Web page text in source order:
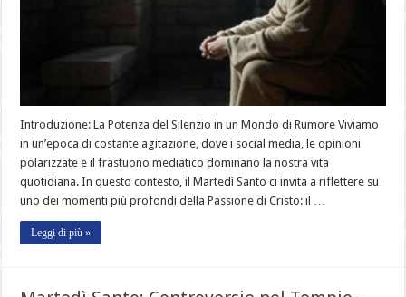
Introduzione: La Potenza del Silenzio in un Mondo di Rumore Viviamo
in un’epoca di costante agitazione, dove i social media, le opinioni
polarizzate e il frastuono mediatico dominano la nostra vita
quotidiana. In questo contesto, il Martedì Santo ci invita a riflettere su
uno dei momenti più profondi della Passione di Cristo: il …
Leggi di più »